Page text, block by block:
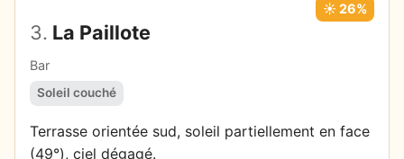
3. La Paillote
Bar
☀️ 26%
Soleil couché
Terrasse orientée sud, soleil partiellement en face
(49°), ciel dégagé.